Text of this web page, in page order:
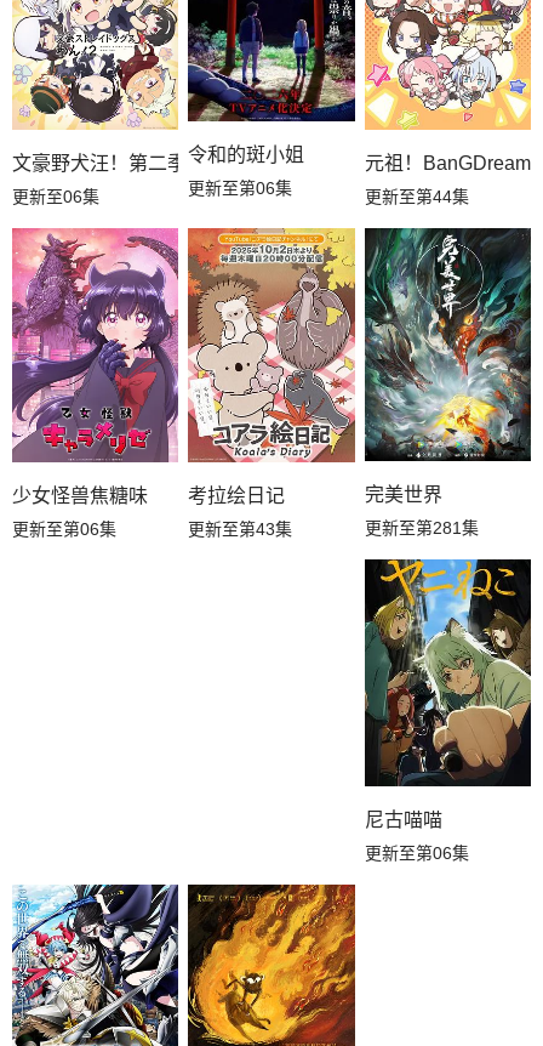
文豪野犬汪！第二季
更新至06集
令和的斑小姐
更新至第06集
元祖！BanGDream
更新至第44集
少女怪兽焦糖味
更新至第06集
考拉绘日记
更新至第43集
完美世界
更新至第281集
尼古喵喵
更新至第06集